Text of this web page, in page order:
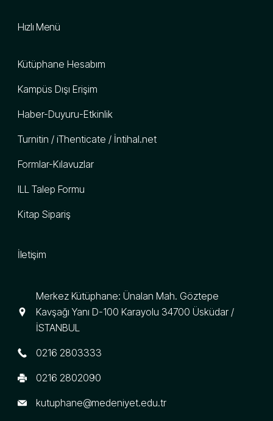
Hızlı Menü
Kütüphane Hesabım
Kampüs Dışı Erişim
Haber-Duyuru-Etkinlik
Turnitin / iThenticate / İntihal.net
Formlar-Kılavuzlar
ILL Talep Formu
Kitap Sipariş
İletişim
Merkez Kütüphane: Ünalan Mah. Göztepe
Kavşağı Yanı D-100 Karayolu 34700 Üsküdar /
İSTANBUL
0216 2803333
0216 2802090
kutuphane@medeniyet.edu.tr